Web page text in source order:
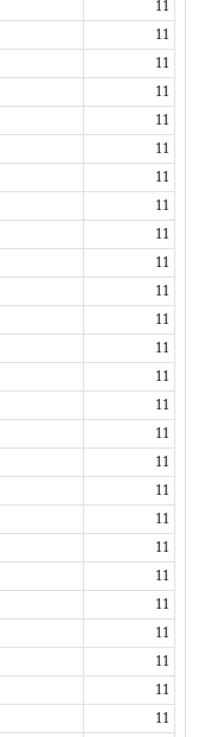
11
11
11
11
11
11
11
11
11
11
11
11
11
11
11
11
11
11
11
11
11
11
11
11
11
11